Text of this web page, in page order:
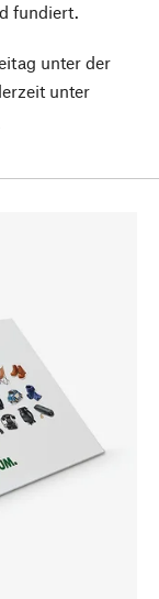
fundiert.
unter der
unter